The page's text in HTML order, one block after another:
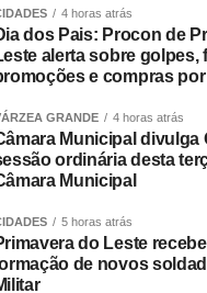
– 9.836;
– 9.115;
do Sul – 6 mil;
5.731.
analisados,
à plástica mamária
por 82,3% das
com indicação
4 horas atrás
dos Pais: Procon de
alerta sobre golpes,
e compras
GRANDE 4 horas atrás
Municipal divulga
ordinária desta
Municipal
5 horas atrás
do Leste
de novos